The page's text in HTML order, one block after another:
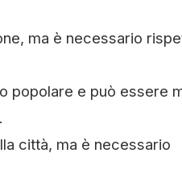
ma è necessario
popolare e può essere
città, ma è necessario